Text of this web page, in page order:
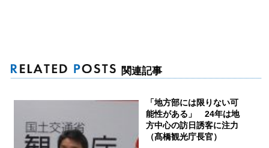
関連記事
「地方部には限りない可
能性がある」 24年は地
方中心の訪日誘客に注力
（髙橋観光庁長官）